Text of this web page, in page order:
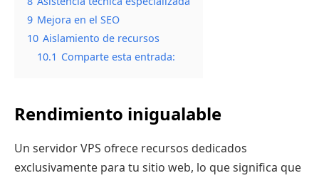
9 Mejora en el SEO
10 Aislamiento de recursos
10.1 Comparte esta entrada:
Rendimiento inigualable
Un servidor VPS ofrece recursos dedicados
exclusivamente para tu sitio web, lo que significa que